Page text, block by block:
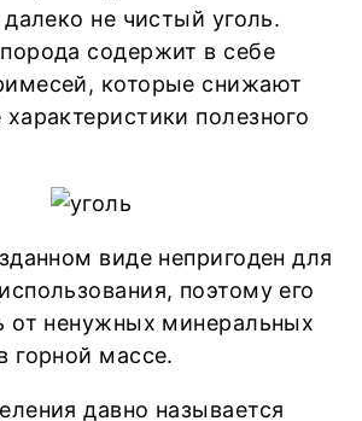
далеко не чистый уголь.
содержит в себе
которые снижают
полезного
виде непригоден для
поэтому его
от ненужных минеральных
горной массе.
давно называется